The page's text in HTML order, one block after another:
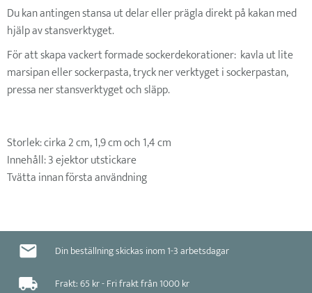
Du kan antingen stansa ut delar eller prägla direkt på kakan med
hjälp av stansverktyget.
För att skapa vackert formade sockerdekorationer: kavla ut lite
marsipan eller sockerpasta, tryck ner verktyget i sockerpastan,
pressa ner stansverktyget och släpp.
Storlek: cirka 2 cm, 1,9 cm och 1,4 cm
Innehåll: 3 ejektor utstickare
Tvätta innan första användning
Din beställning skickas inom 1-3 arbetsdagar
Frakt: 65 kr - Fri frakt från 1000 kr